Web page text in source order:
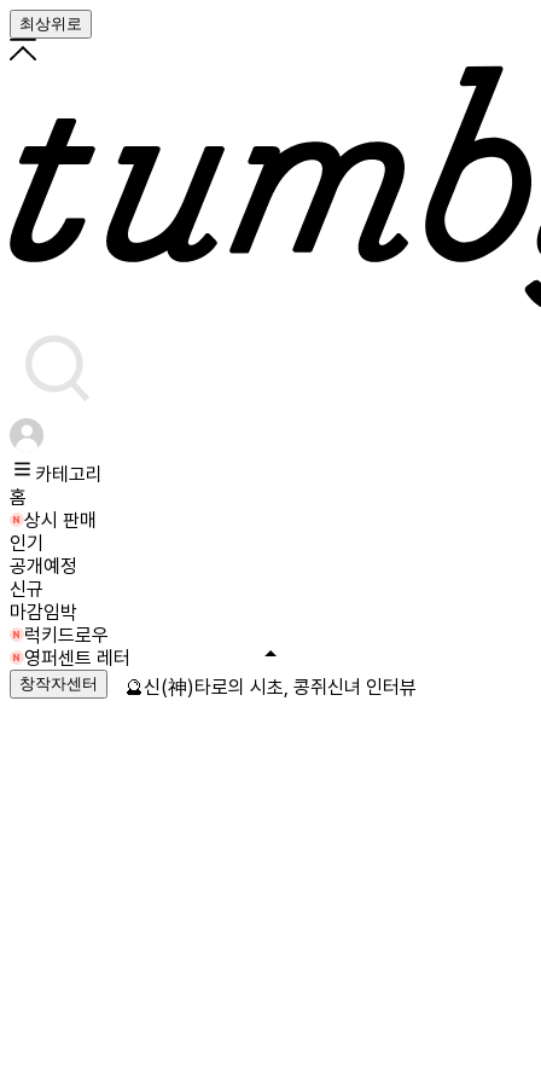
최상위로
카테고리
홈
상시 판매
인기
공개예정
신규
마감임박
럭키드로우
영퍼센트 레터
창작자센터 🔮신(神)타로의 시초, 콩쥐신녀 인터뷰